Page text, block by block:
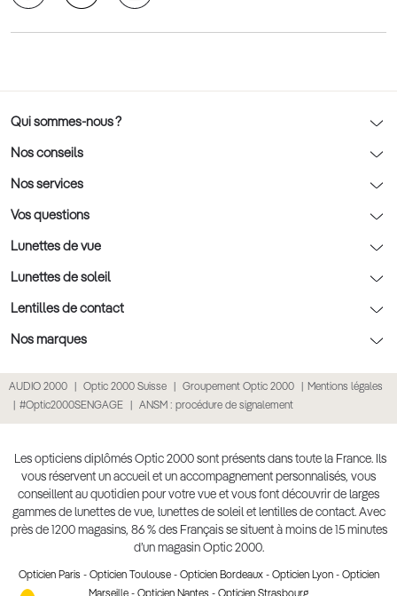
Qui sommes-nous ?
Notre charte déontologique
AFNOR Certification
Rendez-vous prévision
Nos conseils
Nos conseils lunettes
Nos conseils lentilles
Nos conseils enfants
Nos conseils santé visuelle
Tout savoir sur nos verres
Nos services
Optic 2000 à domicile
Le contrôle de la vue chez votre opticien
L'entretien de votre équipement
La prise de rendez-vous en ligne
Point expert basse vision
Click & collect : Livraison gratuite en magasin
Vos questions
Politique cookies
Conditions générales de vente
Politique de confidentialité des données
Retours et remboursements
Lunettes de vue
Lunettes de vue
Lunettes de vue homme
Lunettes de vue femme
Lunettes de vue Gucci
Lunettes de vue Chloé
Lunettes de vue Burberry
Lunettes de vue à partir de 30€
Lunettes de soleil
Lunettes de soleil
Lunettes de soleil homme
Lunettes de soleil enfant
Lunettes de soleil pas chères
Lunettes de soleil Ray-Ban
Lunettes de soleil Prada
Lunettes de soleil Gucci
Lentilles de contact
Lentilles de contact
Lentilles de couleur
Lentille de nuit
Lentilles mensuelles ou bimensuelles
Nos marques
Lunettes Prada
Lunettes Guess
Lunettes Chloé
Lunettes Versace
AUDIO 2000 Optic 2000 Suisse Groupement Optic 2000
Mentions légales
#Optic2000SENGAGE
ANSM : procédure de signalement
Les opticiens diplômés Optic 2000 sont présents dans toute la France. Ils
vous réservent un accueil et un accompagnement personnalisés, vous
conseillent au quotidien pour votre vue et vous font découvrir de larges
gammes de lunettes de vue, lunettes de soleil et lentilles de contact. Avec
près de 1200 magasins, 86 % des Français se situent à moins de 15 minutes
d’un magasin Optic 2000.
Opticien Paris - Opticien Toulouse- Opticien Bordeaux- Opticien Lyon- Opticien